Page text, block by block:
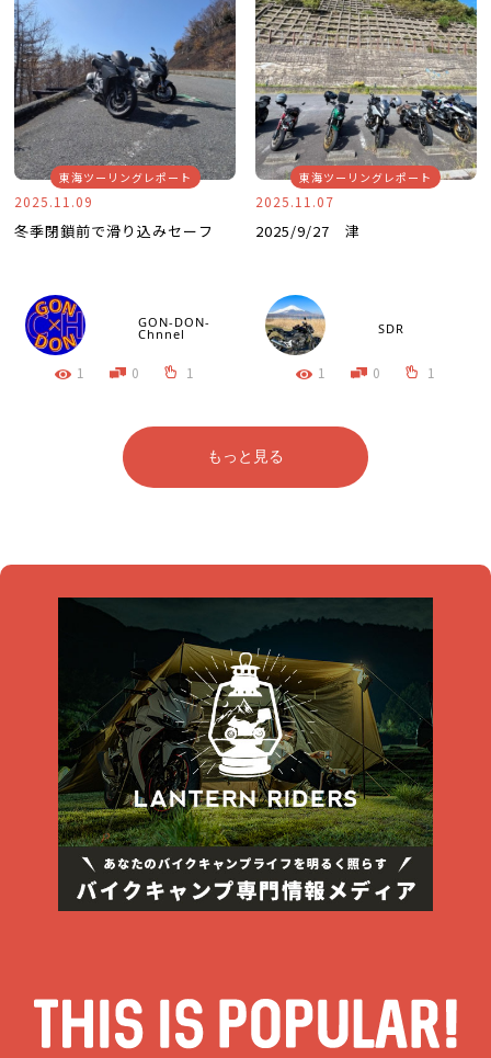
東海ツーリングレポート
2025.11.09
冬季閉鎖前で滑り込みセーフ
GON-DON-
Chnnel
1 0 1
東海ツーリングレポート
2025.11.07
2025/9/27 津
SDR
1 0 1
もっと見る